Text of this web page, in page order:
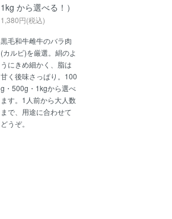
1kg から選べる！）
1,380円(税込)
黒毛和牛雌牛のバラ肉
(カルビ)を厳選。絹のよ
うにきめ細かく、脂は
甘く後味さっぱり。100
g・500g・1kgから選べ
ます。1人前から大人数
まで、用途に合わせて
どうぞ。